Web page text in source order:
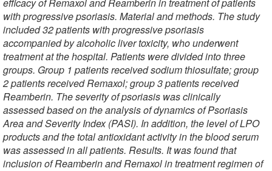
with progressive psoriasis. Material and methods. The study
included 32 patients with progressive psoriasis
accompanied by alcoholic liver toxicity, who underwent
treatment at the hospital. Patients were divided into three
groups. Group 1 patients received sodium thiosulfate; group
2 patients received Remaxol; group 3 patients received
Reamberin. The severity of psoriasis was clinically
assessed based on the analysis of dynamics of Psoriasis
Area and Severity Index (PASI). In addition, the level of LPO
products and the total antioxidant activity in the blood serum
was assessed in all patients. Results. It was found that
inclusion of Reamberin and Remaxol in treatment regimen of